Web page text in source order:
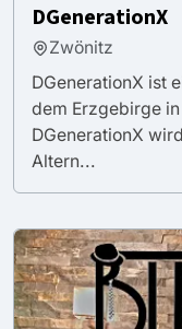
DGenerationX
Zwönitz
DGenerationX ist
dem Erzgebirge
DGenerationX
Altern...